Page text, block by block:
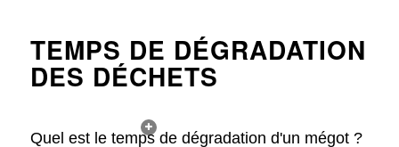
TEMPS DE DÉGRADATION
DES DÉCHETS